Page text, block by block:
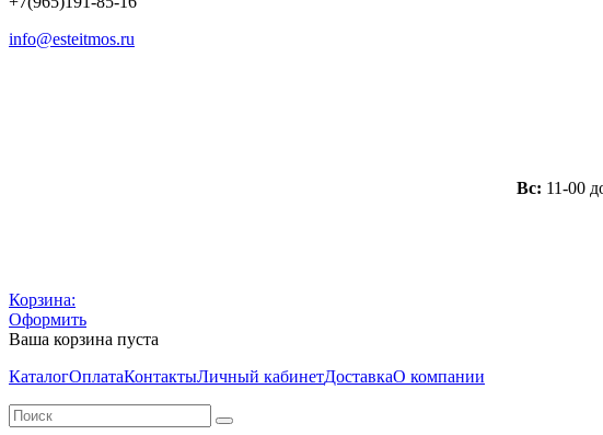
info@esteitmos.ru
Вс: 11-00
Корзина:
Оформить
Ваша корзина пуста
КаталогОплатаКонтактыЛичный кабинетДоставкаО компании